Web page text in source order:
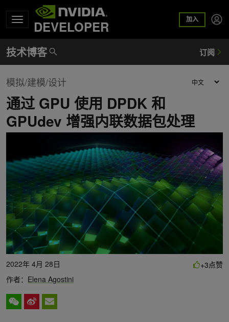
DEVELOPER 加入
模拟/建模/设计
通过 GPU 使用 DPDK 和
GPUdev 增强内联数据包处理
2022年 4月 28日
作者： Elena Agostini
+3点赞